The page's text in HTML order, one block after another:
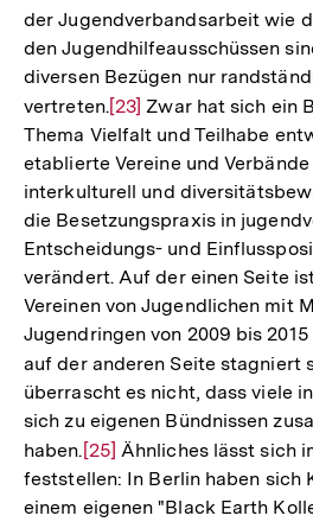
der Jugendverbandsarbeit wie
den Jugendhilfeausschüssen
diversen Bezügen nur
vertreten.Zur
Auflösung
der
Fußnote
[23] Zwar hat sich ein
Thema Vielfalt und Teilhabe
etablierte Vereine und
interkulturell und
die Besetzungspraxis in
Entscheidungs- und
verändert. Auf der einen Seite
Vereinen von Jugendlichen mit
Jugendringen von 2009 bis
auf der anderen Seite stagniert
überrascht es nicht, dass viele
sich zu eigenen Bündnissen
haben. Zur
Auflösung
der
[25] Ähnliches lässt sich
feststellen: In Berlin haben sich
einem eigenen "Black Earth